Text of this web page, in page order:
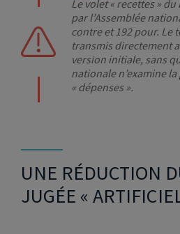
Le volet « recettes »
par l’Assemblée
contre et 192 pour. Le
transmis directement
version initiale, sans
nationale n’examine
« dépenses ».
UNE RÉDUCTION
JUGÉE «